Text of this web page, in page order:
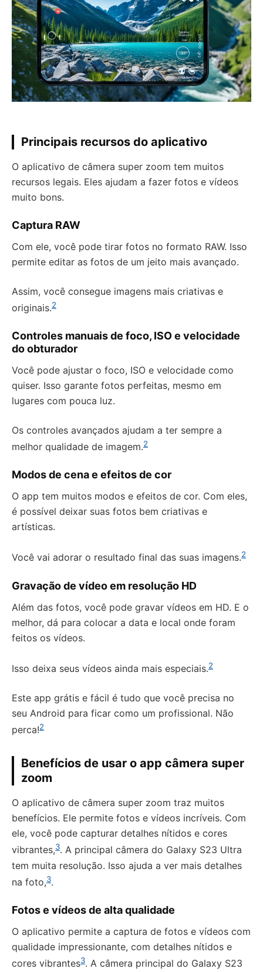
Principais recursos do aplicativo
O aplicativo de câmera super zoom tem muitos
recursos legais. Eles ajudam a fazer fotos e vídeos
muito bons.
Captura RAW
Com ele, você pode tirar fotos no formato RAW. Isso
permite editar as fotos de um jeito mais avançado.
Assim, você consegue imagens mais criativas e
originais.2
Controles manuais de foco, ISO e velocidade
do obturador
Você pode ajustar o foco, ISO e velocidade como
quiser. Isso garante fotos perfeitas, mesmo em
lugares com pouca luz.
Os controles avançados ajudam a ter sempre a
melhor qualidade de imagem.2
Modos de cena e efeitos de cor
O app tem muitos modos e efeitos de cor. Com eles,
é possível deixar suas fotos bem criativas e
artísticas.
Você vai adorar o resultado final das suas imagens.2
Gravação de vídeo em resolução HD
Além das fotos, você pode gravar vídeos em HD. E o
melhor, dá para colocar a data e local onde foram
feitos os vídeos.
Isso deixa seus vídeos ainda mais especiais.2
Este app grátis e fácil é tudo que você precisa no
seu Android para ficar como um profissional. Não
perca!2
Benefícios de usar o app câmera super
zoom
O aplicativo de câmera super zoom traz muitos
benefícios. Ele permite fotos e vídeos incríveis. Com
ele, você pode capturar detalhes nítidos e cores
vibrantes,3. A principal câmera do Galaxy S23 Ultra
tem muita resolução. Isso ajuda a ver mais detalhes
na foto,3.
Fotos e vídeos de alta qualidade
O aplicativo permite a captura de fotos e vídeos com
qualidade impressionante, com detalhes nítidos e
cores vibrantes3. A câmera principal do Galaxy S23